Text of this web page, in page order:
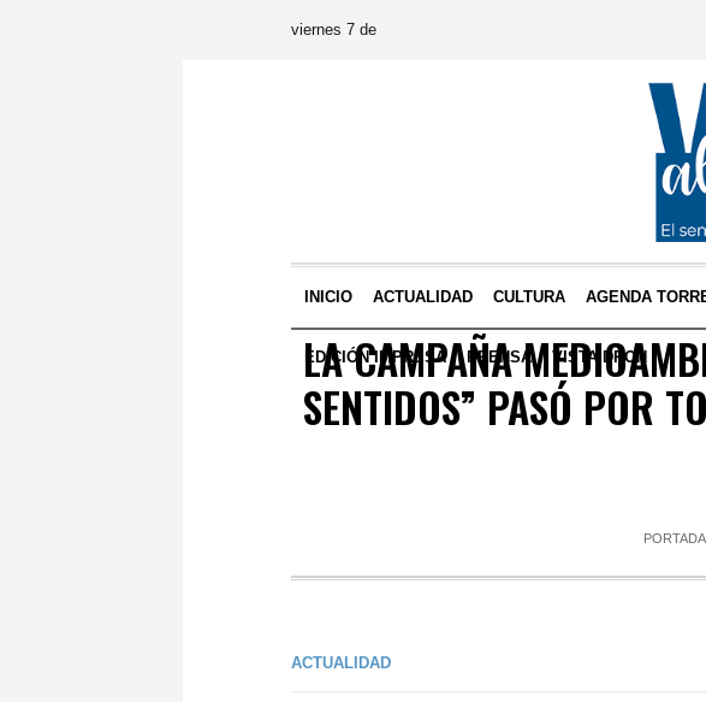
viernes 7 de
INICIO ACTUALIDAD CULTURA AGENDA
EDICIÓN IMPRESA PRENSA VISTA DRON
LA CAMPAÑA
SENTIDOS” PASÓ POR
PORTADA
ACTUALIDAD